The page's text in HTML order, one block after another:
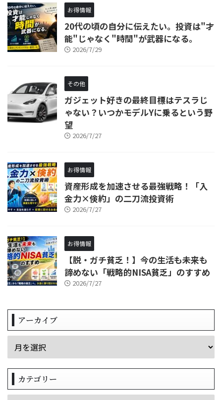
お得情報
20代の頃の自分に伝えたい。投資は"才
能"じゃなく"時間"が武器になる。
2026/7/29
その他
ガジェット好きの最終目標はテスラじ
ゃない？いつかモデルYに乗るという野
望
2026/7/27
お得情報
資産形成を加速させる最強戦略！「入
金力×倹約」の二刀流投資術
2026/7/27
お得情報
【脱・ガチ貧乏！】今の生活も未来も
諦めない「戦略的NISA貧乏」のすすめ
2026/7/27
アーカイブ
カテゴリー